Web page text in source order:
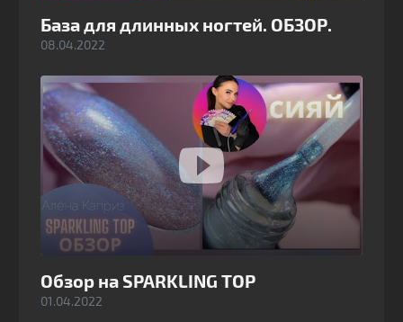
База для длинных ногтей. ОБЗОР.
08.04.2022
Обзор на SPARKLING TOP
01.04.2022